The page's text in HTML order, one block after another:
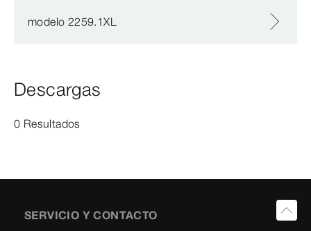
modelo 2259.1XL
Descargas
0 Resultados
SERVICIO Y CONTACTO